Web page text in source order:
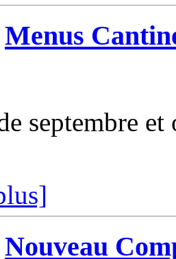
Menus
septembre
Nouveau